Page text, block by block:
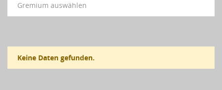
Gremium auswählen
Keine Daten gefunden.